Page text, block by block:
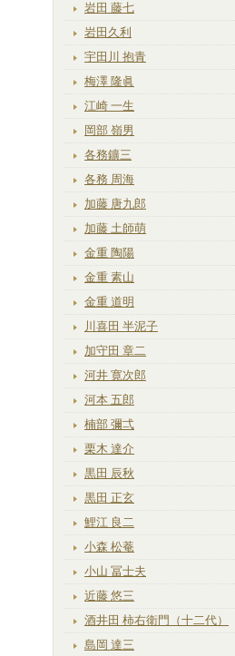
岩田 藤七
岩田久利
宇田川 抱青
梅澤 隆眞
江崎 一生
岡部 嶺男
各務鑛三
各務 周海
加藤 唐九郎
加藤 土師萌
金重 陶陽
金重 素山
金重 道明
川喜田 半泥子
加守田 章二
河井 寛次郎
河本 五郎
楠部 彌弌
栗木 達介
黒田 辰秋
黒田 正玄
鯉江 良二
小森 松菴
小山 冨士夫
近藤 悠三
酒井田 柿右衛門（十二代）
島岡 達三